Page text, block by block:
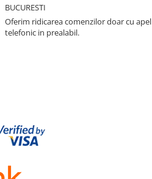
BUCURESTI
Oferim ridicarea comenzilor doar cu apel
telefonic in prealabil.